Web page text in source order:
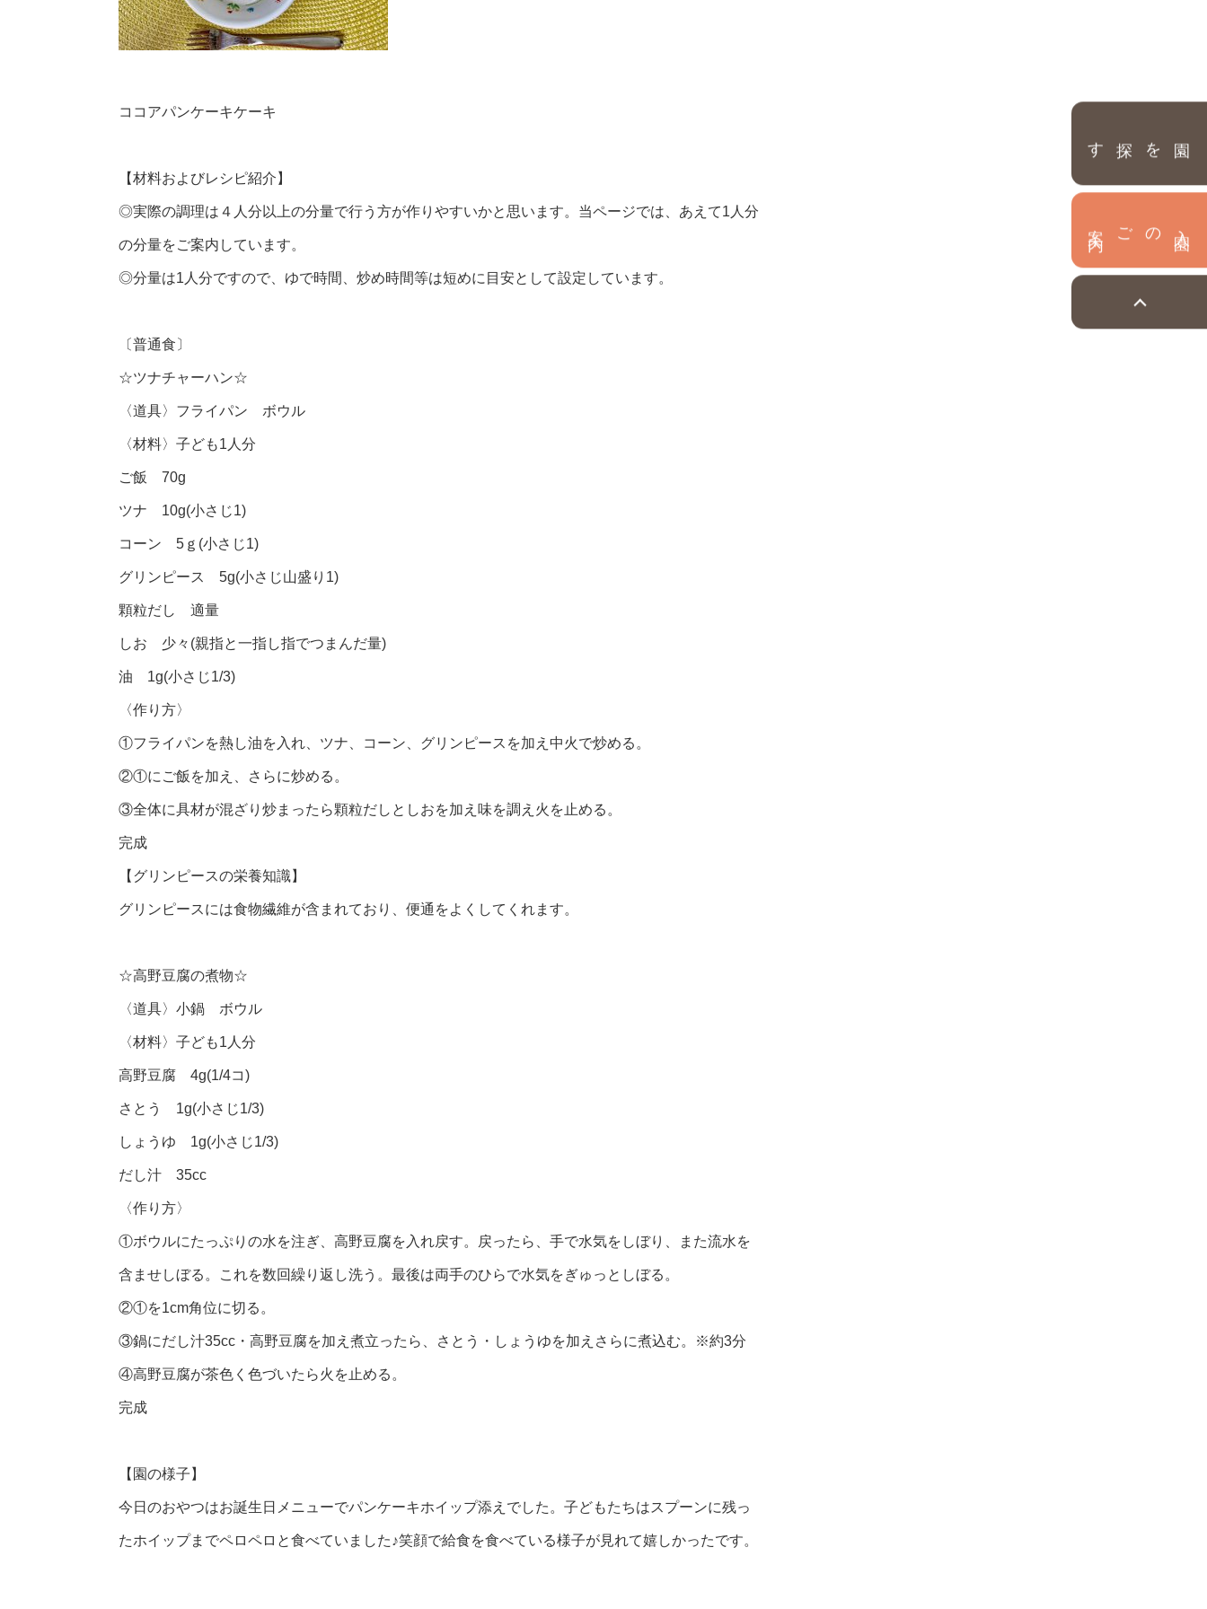
園を探す
ココアパンケーキケーキ
【材料およびレシピ紹介】
◎実際の調理は４人分以上の分量で行う方が作りやすいかと思います。当ページでは、あえて1人分
の分量をご案内しています。
◎分量は1人分ですので、ゆで時間、炒め時間等は短めに目安として設定しています。
〔普通食〕
☆ツナチャーハン☆
〈道具〉フライパン ボウル
〈材料〉子ども1人分
ご飯 70g
ツナ 10g(小さじ1)
コーン 5ｇ(小さじ1)
グリンピース 5g(小さじ山盛り1)
顆粒だし 適量
しお 少々(親指と一指し指でつまんだ量)
油 1g(小さじ1/3)
〈作り方〉
①フライパンを熱し油を入れ、ツナ、コーン、グリンピースを加え中火で炒める。
②①にご飯を加え、さらに炒める。
③全体に具材が混ざり炒まったら顆粒だしとしおを加え味を調え火を止める。
完成
【グリンピースの栄養知識】
グリンピースには食物繊維が含まれており、便通をよくしてくれます。
☆高野豆腐の煮物☆
〈道具〉小鍋 ボウル
〈材料〉子ども1人分
高野豆腐 4g(1/4コ)
さとう 1g(小さじ1/3)
しょうゆ 1g(小さじ1/3)
だし汁 35cc
〈作り方〉
①ボウルにたっぷりの水を注ぎ、高野豆腐を入れ戻す。戻ったら、手で水気をしぼり、また流水を
含ませしぼる。これを数回繰り返し洗う。最後は両手のひらで水気をぎゅっとしぼる。
②①を1cm角位に切る。
③鍋にだし汁35cc・高野豆腐を加え煮立ったら、さとう・しょうゆを加えさらに煮込む。※約3分
④高野豆腐が茶色く色づいたら火を止める。
完成
【園の様子】
今日のおやつはお誕生日メニューでパンケーキホイップ添えでした。子どもたちはスプーンに残っ
たホイップまでペロペロと食べていました♪笑顔で給食を食べている様子が見れて嬉しかったです。